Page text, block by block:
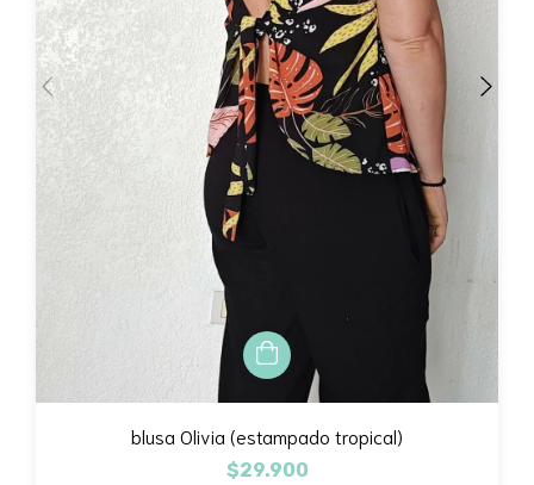
blusa Olivia (estampado tropical)
$29.900